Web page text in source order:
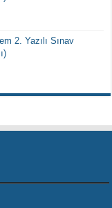
2. Yazılı Sınav